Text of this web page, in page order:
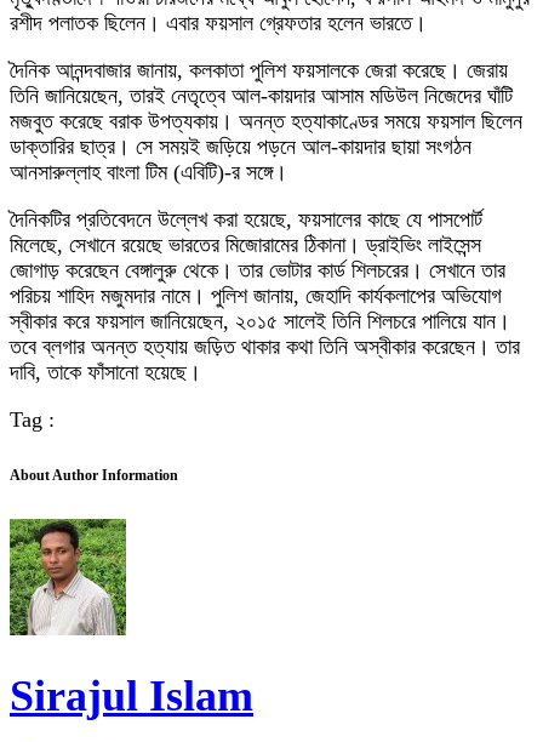
রশীদ পলাতক ছিলেন। এবার ফয়সাল গ্রেফতার হলেন ভারতে।
দৈনিক আনন্দবাজার জানায়, কলকাতা পুলিশ ফয়সালকে জেরা করেছে। জেরায়
তিনি জানিয়েছেন, তারই নেতৃত্বে আল-কায়দার আসাম মডিউল নিজেদের ঘাঁটি
মজবুত করেছে বরাক উপত্যকায়। অনন্ত হত্যাকাণ্ডের সময়ে ফয়সাল ছিলেন
ডাক্তারির ছাত্র। সে সময়ই জড়িয়ে পড়নে আল-কায়দার ছায়া সংগঠন
আনসারুল্লাহ বাংলা টিম (এবিটি)-র সঙ্গে।
দৈনিকটির প্রতিবেদনে উল্লেখ করা হয়েছে, ফয়সালের কাছে যে পাসপোর্ট
মিলেছে, সেখানে রয়েছে ভারতের মিজোরামের ঠিকানা। ড্রাইভিং লাইসেন্স
জোগাড় করেছেন বেঙ্গালুরু থেকে। তার ভোটার কার্ড শিলচরের। সেখানে তার
পরিচয় শাহিদ মজুমদার নামে। পুলিশ জানায়, জেহাদি কার্যকলাপের অভিযোগ
স্বীকার করে ফয়সাল জানিয়েছেন, ২০১৫ সালেই তিনি শিলচরে পালিয়ে যান।
তবে ব্লগার অনন্ত হত্যায় জড়িত থাকার কথা তিনি অস্বীকার করেছেন। তার
দাবি, তাকে ফাঁসানো হয়েছে।
Tag :
About Author Information
Sirajul Islam